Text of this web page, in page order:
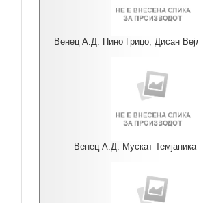
Венец А.Д. Пино Гриџо, Дисан
Венец А.Д. Мускат